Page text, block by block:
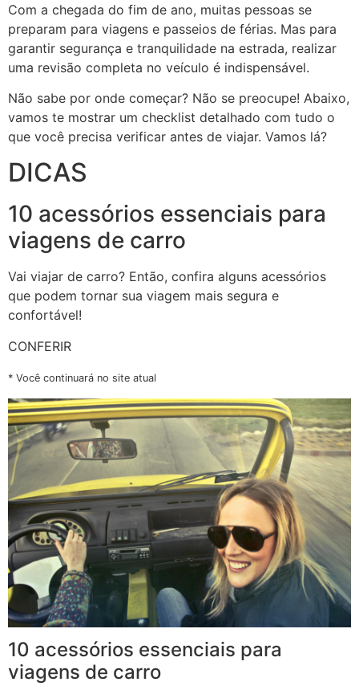
Com a chegada do fim de ano, muitas pessoas se
preparam para viagens e passeios de férias. Mas para
garantir segurança e tranquilidade na estrada, realizar
uma revisão completa no veículo é indispensável.
Não sabe por onde começar? Não se preocupe! Abaixo,
vamos te mostrar um checklist detalhado com tudo o
que você precisa verificar antes de viajar. Vamos lá?
DICAS
10 acessórios essenciais para
viagens de carro
Vai viajar de carro? Então, confira alguns acessórios
que podem tornar sua viagem mais segura e
confortável!
CONFERIR
* Você continuará no site atual
10 acessórios essenciais para
viagens de carro